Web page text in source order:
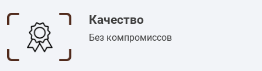
Качество
Без компромиссов